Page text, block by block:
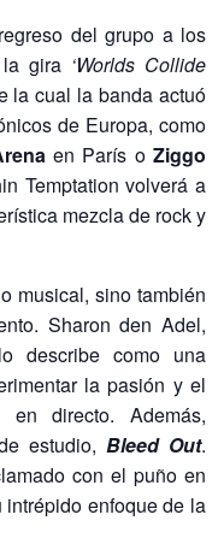
del grupo a los
gira ‘Worlds Collide
la cual la banda actuó
de Europa, como
en París oZiggo
Temptation volverá a
mezcla de rock y
musical, sino también
Sharon den Adel,
describe como una
la pasión y el
directo. Además,
estudio, Bleed Out.
con el puño en
enfoque de la